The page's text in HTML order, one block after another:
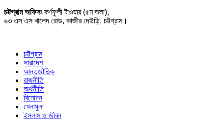
চট্টগ্রাম অফিসঃকর্ণফুলী টাওয়ার (৫ম তলা),
৬৩ এস এস খালেদ রোড, কাজীর দেউড়ি, চট্টগ্রাম।
চট্টগ্রাম
সারাদেশ
আন্তর্জাতিক
রাজনীতি
অর্থনীতি
বিনোদন
খেলাধুলা
ইসলাম ও জীবন